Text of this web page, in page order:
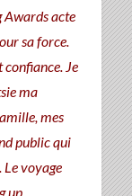
acte
sa force.
Je
ma
mes
public qui
voyage
up.